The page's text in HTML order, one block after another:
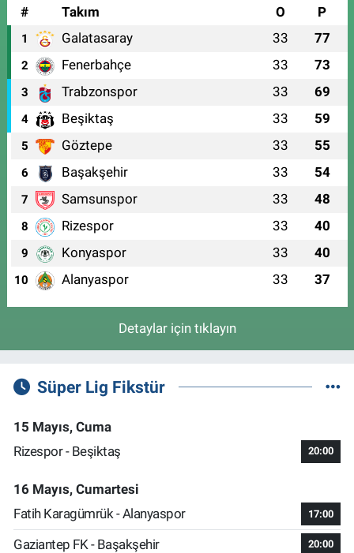
#
Takım O P
1 Galatasaray 33 77
2 Fenerbahçe 33 73
3 Trabzonspor 33 69
4 Beşiktaş 33 59
5 Göztepe 33 55
6 Başakşehir 33 54
7 Samsunspor 33 48
8 Rizespor 33 40
9 Konyaspor 33 40
10 Alanyaspor 33 37
Detaylar için tıklayın
Süper Lig Fikstür
15 Mayıs, Cuma
Rizespor - Beşiktaş
20:00
16 Mayıs, Cumartesi
Fatih Karagümrük - Alanyaspor
17:00
Gaziantep FK - Başakşehir 20:00